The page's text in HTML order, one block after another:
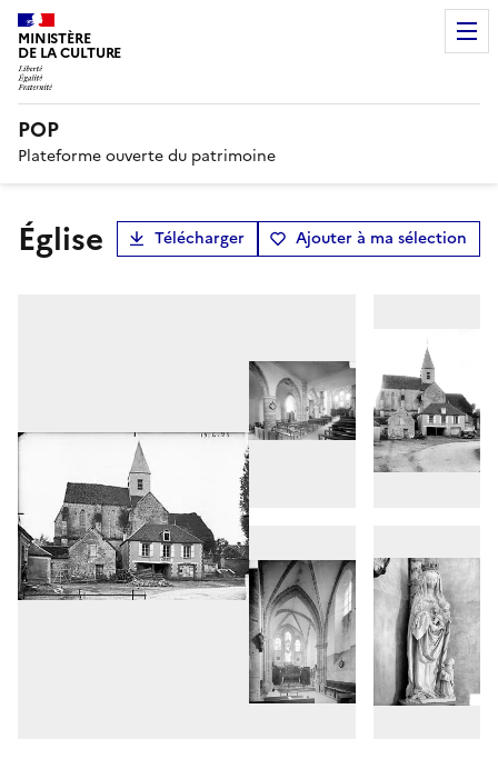
MINISTÈRE
DE LA CULTURE
POP
Plateforme ouverte du patrimoine
Église Télécharger Ajouter à ma sélection